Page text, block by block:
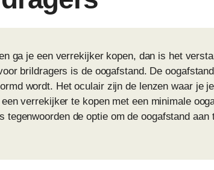
ga je een verrekijker kopen, dan is het
brildragers is de oogafstand. De
wordt. Het oculair zijn de lenzen waar je
verrekijker te kopen met een minimale
tegenwoorden de optie om de oogafstand